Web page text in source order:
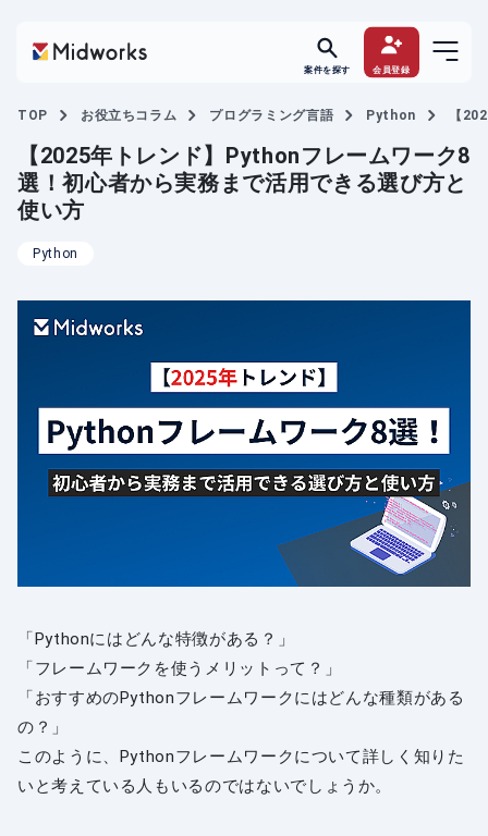
案件を探す 会員登録
TOP お役立ちコラム プログラミング言語 Python 【
【2025年トレンド】Pythonフレームワーク8
選！初心者から実務まで活用できる選び方と
使い方
Python
「Pythonにはどんな特徴がある？」
「フレームワークを使うメリットって？」
「おすすめのPythonフレームワークにはどんな種類がある
の？」
このように、Pythonフレームワークについて詳しく知りた
いと考えている人もいるのではないでしょうか。